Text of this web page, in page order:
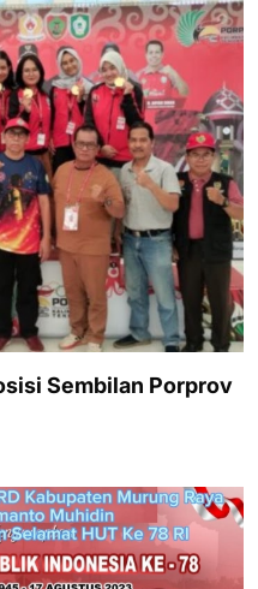
Sembilan Porprov